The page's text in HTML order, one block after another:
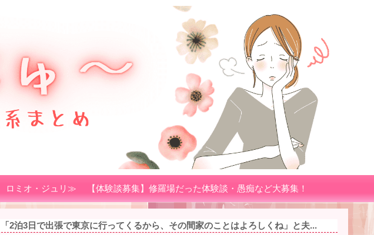
ロミオ・ジュリ≫ 【体験談募集】修羅場だった体験談・愚痴など大募集！
「2泊3日で出張で東京に行ってくるから、その間家のことはよろしくね」と夫...